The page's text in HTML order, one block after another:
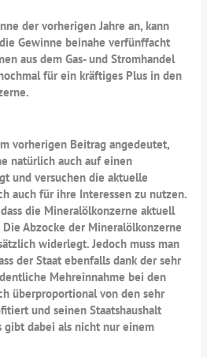
der vorherigen Jahre an, kann
Gewinne beinahe verfünffacht
aus dem Gas- und Stromhandel
für ein kräftiges Plus in den
vorherigen Beitrag angedeutet,
natürlich auch auf einen
und versuchen die aktuelle
auch für ihre Interessen zu nutzen.
die Mineralölkonzerne aktuell
Abzocke der Mineralölkonzerne
widerlegt. Jedoch muss man
der Staat ebenfalls dank der sehr
Mehreinnahme bei den
überproportional von den sehr
und seinen Staatshaushalt
gibt dabei als nicht nur einem